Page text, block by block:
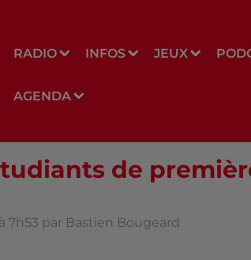
RADIO INFOS JEUX
AGENDA
de
7h53 par Bastien Bougeard